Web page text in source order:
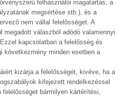
felhasználói magatartás, a
megsértése stb.), és a
nem vállal felelősséget. A
megadott válaszból adódó valamennyi
kapcsolatban a felelősség és
következmény minden esetben a
kizárja a felelősségét, kivéve, ha a
kifejezett rendelkezéssel
bármilyen kártérítési,